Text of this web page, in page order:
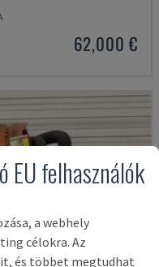
62,000 €
EU felhasználók
a webhely
célokra. Az
és többet megtudhat